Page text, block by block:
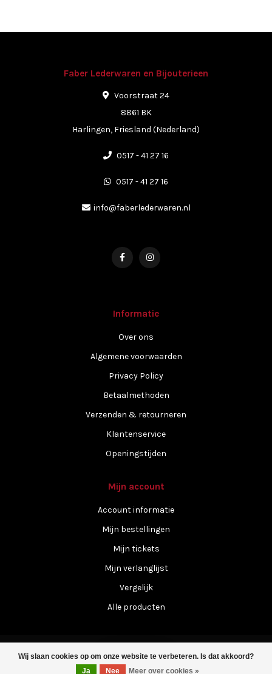
Wij slaan cookies op om onze website te verbeteren. Is dat akkoord?
Ja
Nee Meer over cookies »
Faber Lederwaren en Bijouterieen
Voorstraat 24
8861 BK
Harlingen, Friesland (Nederland)
0517 - 41 27 16
0517 - 41 27 16
info@faberlederwaren.nl
Informatie
Over ons
Algemene voorwaarden
Privacy Policy
Betaalmethoden
Verzenden & retourneren
Klantenservice
Openingstijden
Mijn account
Account informatie
Mijn bestellingen
Mijn tickets
Mijn verlanglijst
Vergelijk
Alle producten
Filters